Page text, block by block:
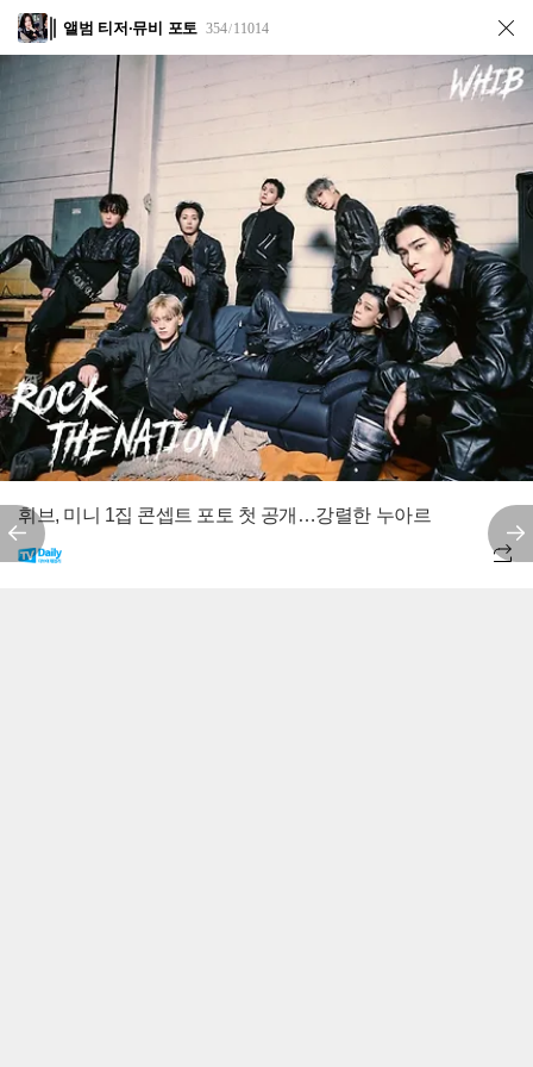
앨범 티저·뮤비 포토 354/11014
휘브, 미니 1집 콘셉트 포토 첫 공개…강렬한 누아르